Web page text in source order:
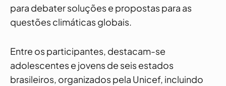
para debater soluções e propostas para as
questões climáticas globais.
Entre os participantes, destacam-se
adolescentes e jovens de seis estados
brasileiros, organizados pela Unicef, incluindo